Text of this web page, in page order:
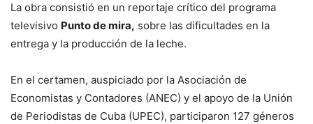
La obra consistió en un reportaje crítico del programa
televisivo Punto de mira, sobre las dificultades en la
entrega y la producción de la leche.
En el certamen, auspiciado por la Asociación de
Economistas y Contadores (ANEC) y el apoyo de la Unión
de Periodistas de Cuba (UPEC), participaron 127 géneros